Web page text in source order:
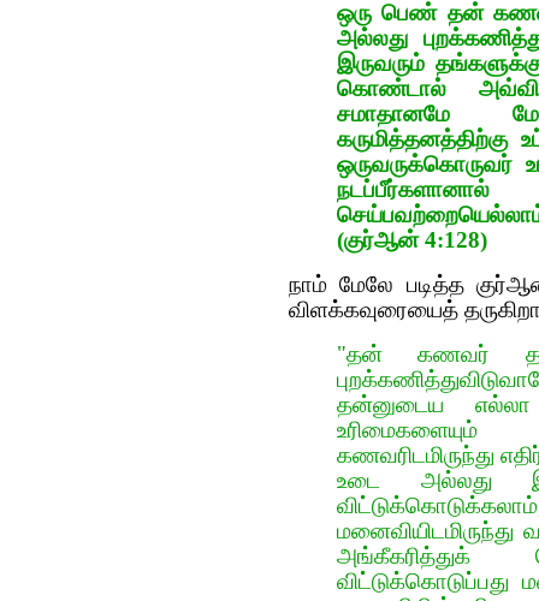
ஒரு பெண் தன்
அல்லது
இருவரும்
கொண்டால்
சமாதானமே
கருமித்தனத்திற்கு
ஒருவருக்கொருவர்
(குர்‍ஆன் 4:128)
நாம் மேலே படித்த
விளக்கவுரையைத்
"தன் கணவர்
தன்னுடைய
கணவரிடமிருந்து
உடை அல்லது